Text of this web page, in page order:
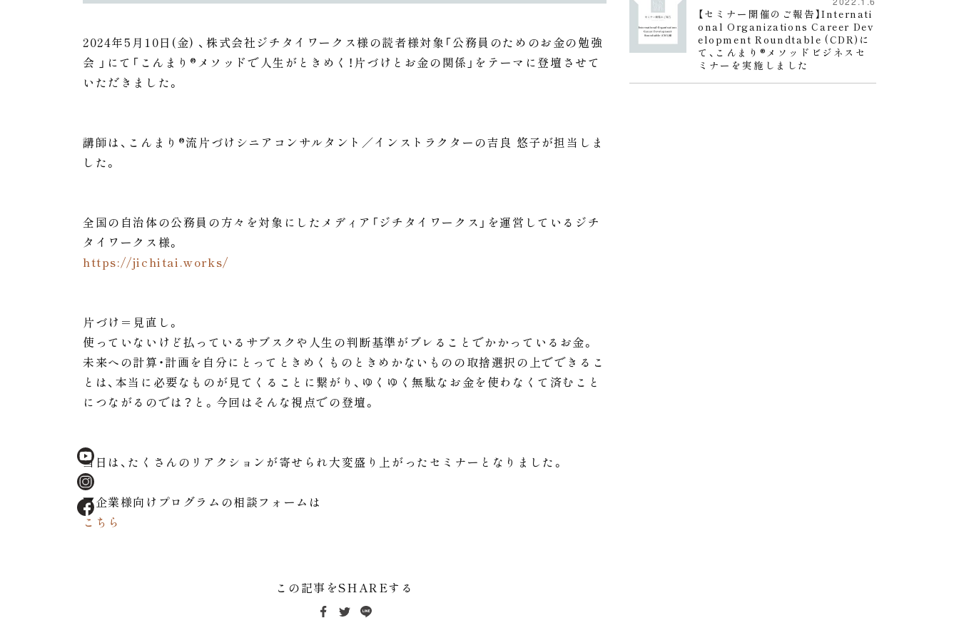
2024年5月10日(金) 、株式会社ジチタイワークス様の読者様対象「公務員のためのお金の勉強
会 」にて「こんまり®︎メソッドで人生がときめく！片づけとお金の関係」をテーマに登壇させて
いただきました。
講師は、こんまり®流片づけシニアコンサルタント／インストラクターの吉良 悠子が担当しま
した。
全国の自治体の公務員の方々を対象にしたメディア「ジチタイワークス」を運営しているジチ
タイワークス様。
https://jichitai.works/
片づけ＝見直し。
使っていないけど払っているサブスクや人生の判断基準がブレることでかかっているお金。
未来への計算・計画を自分にとってときめくものときめかないものの取捨選択の上でできるこ
とは、本当に必要なものが見てくることに繋がり、ゆくゆく無駄なお金を使わなくて済むこと
につながるのでは？と。今回はそんな視点での登壇。
当日は、たくさんのリアクションが寄せられ大変盛り上がったセミナーとなりました。
▼企業様向けプログラムの相談フォームは
こちら
この記事をSHAREする
【セミナー開催のご報告】Internati
onal Organizations Career Dev
elopment Roundtable (CDR)に
て、こんまり®︎メソッドビジネスセ
ミナーを実施しました